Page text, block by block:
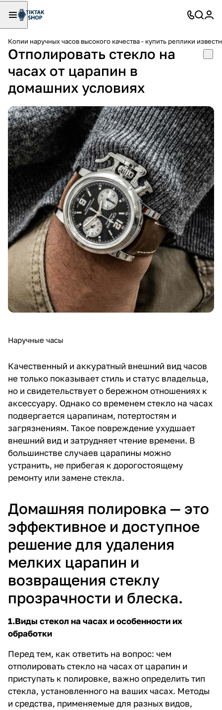
Копии наручных часов высокого качества - купить реплики
Отполировать стекло на
часах от царапин в
домашних условиях
Наручные часы
Качественный и аккуратный внешний вид часов
не только показывает стиль и статус владельца,
но и свидетельствует о бережном отношениях к
аксессуару. Однако со временем стекло на часах
подвергается царапинам, потертостям и
загрязнениям. Такое повреждение ухудшает
внешний вид и затрудняет чтение времени. В
большинстве случаев царапины можно
устранить, не прибегая к дорогостоящему
ремонту или замене стекла.
Домашняя полировка — это
эффективное и доступное
решение для удаления
мелких царапин и
возвращения стеклу
прозрачности и блеска.
1.Виды стекол на часах и особенности их
обработки
Перед тем, как ответить на вопрос: чем
отполировать стекло на часах от царапин и
приступать к полировке, важно определить тип
стекла, установленного на ваших часах. Методы
и средства, применяемые для разных видов,